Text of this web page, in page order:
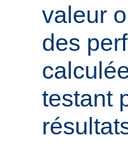
valeur
des
testant